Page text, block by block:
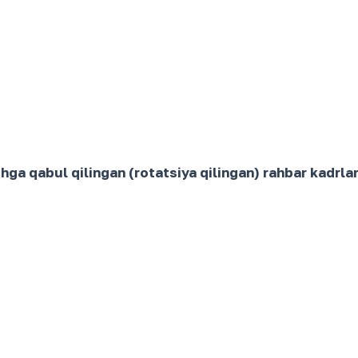
qabul qilingan (rotatsiya qilingan) rahbar kadrlar